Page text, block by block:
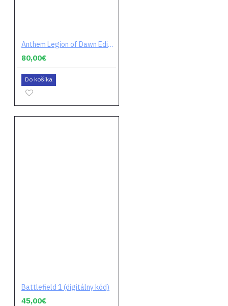
Anthem Legion of Dawn Edition (digitálny kód)
80,00€
Do košíka
Battlefield 1 (digitálny kód)
45,00€